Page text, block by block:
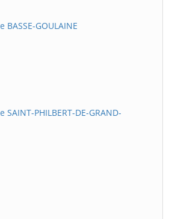
GOULAINE
PHILBERT-DE-GRAND-